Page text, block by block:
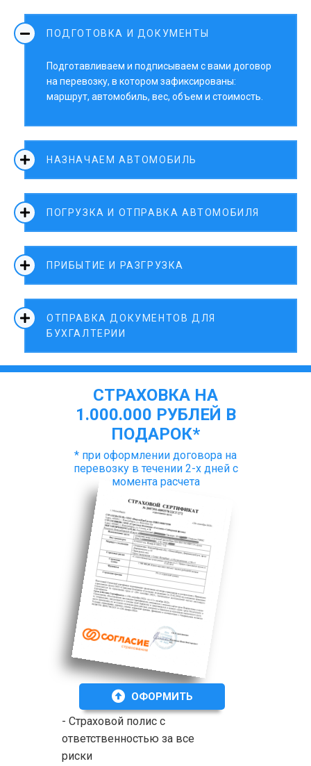
ПОДГОТОВКА И ДОКУМЕНТЫ
Подготавливаем и подписываем с вами договор
на перевозку, в котором зафиксированы:
маршрут, автомобиль, вес, объем и стоимость.
НАЗНАЧАЕМ АВТОМОБИЛЬ
ПОГРУЗКА И ОТПРАВКА АВТОМОБИЛЯ
ПРИБЫТИЕ И РАЗГРУЗКА
ОТПРАВКА ДОКУМЕНТОВ ДЛЯ
БУХГАЛТЕРИИ
СТРАХОВКА НА
1.000.000 РУБЛЕЙ В
ПОДАРОК*
* при оформлении договора на
перевозку в течении 2-х дней с
момента расчета
- Страховой полис с
ответственностью за все
риски
ОФОРМИТЬ